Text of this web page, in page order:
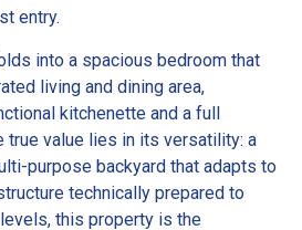
entry.
into a spacious bedroom that
living and dining area,
kitchenette and a full
true value lies in its versatility: a
purpose backyard that adapts to
technically prepared to
this property is the